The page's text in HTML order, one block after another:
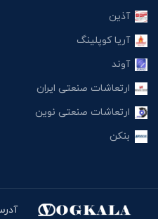
آذین
آریا کوپلینگ
آوند
ارتعاشات صنعتی ایران
ارتعاشات صنعتی نوین
بنکن